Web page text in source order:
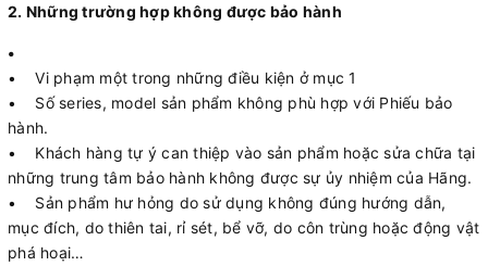
2. Những trường hợp không được bảo hành
•
• Vi phạm một trong những điều kiện ở mục 1
• Số series, model sản phẩm không phù hợp với Phiếu bảo
hành.
• Khách hàng tự ý can thiệp vào sản phẩm hoặc sửa chữa tại
những trung tâm bảo hành không được sự ủy nhiệm của Hãng.
• Sản phẩm hư hỏng do sử dụng không đúng hướng dẫn,
mục đích, do thiên tai, rỉ sét, bể vỡ, do côn trùng hoặc động vật
phá hoại…